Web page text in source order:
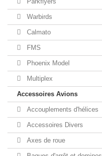
Warbirds
Calmato
FMS
Phoenix Model
Multiplex
Accessoires Avions
Accouplements d'hélices
Accessoires Divers
Axes de roue